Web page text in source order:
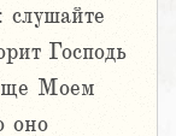
Господь
Моем
оно